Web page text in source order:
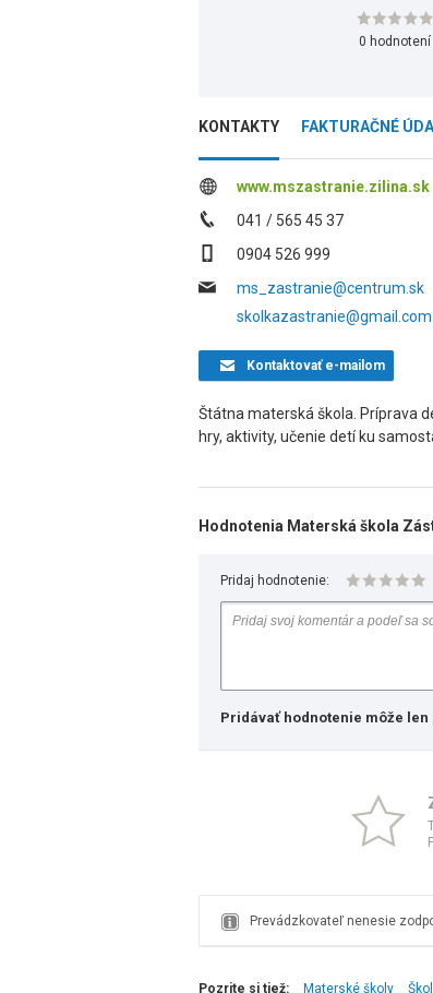
0 hodnotení
KONTAKTY FAKTURAČNÉ
www.mszastranie.zilina.sk
041 / 565 45 37
0904 526 999
ms_zastranie@centrum.sk
skolkazastranie@gmail.com
Kontaktovaťe-mailom
Štátna materská škola. Príprava
hry, aktivity, učenie detí ku
Hodnotenia Materská škola
Pridaj hodnotenie:
Pridávať hodnotenie môže len
Prevádzkovateľ nenesie
Pozrite si tiež: Materské školy